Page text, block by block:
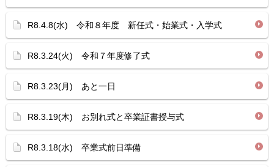
R8.4.8(水) 令和８年度 新任式・始業式・入学式
R8.3.24(火) 令和７年度修了式
R8.3.23(月) あと一日
R8.3.19(木) お別れ式と卒業証書授与式
R8.3.18(水) 卒業式前日準備